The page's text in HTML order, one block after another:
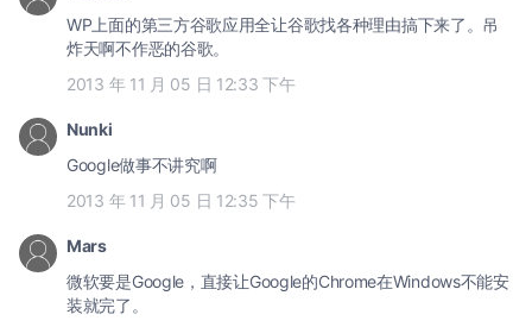
WP上面的第三方谷歌应用全让谷歌找各种理由搞下来了。吊
炸天啊不作恶的谷歌。
2013 年 11 月 05 日 12:33 下午
Nunki
Google做事不讲究啊
2013 年 11 月 05 日 12:35 下午
Mars
微软要是Google，直接让Google的Chrome在Windows不能安
装就完了。